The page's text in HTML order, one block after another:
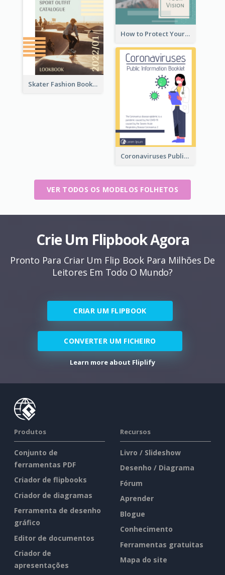
How to Protect Your Vision Booklet
Skater Fashion Booklet
Coronaviruses ​Public Information Booklet
VER TODOS OS MODELOS FOLHETOS
Crie Um Flipbook Agora
Pronto Para Criar Um Flip Book Para Milhões De
Leitores Em Todo O Mundo?
CRIAR UM FLIPBOOK
CONVERTER UM FICHEIRO
Learn more about Fliplify
Produtos
Conjunto de
ferramentas PDF
Criador de flipbooks
Criador de diagramas
Ferramenta de desenho
gráfico
Editor de documentos
Criador de
apresentações
Recursos
Livro / Slideshow
Desenho / Diagrama
Fórum
Aprender
Blogue
Conhecimento
Ferramentas gratuitas
Mapa do site